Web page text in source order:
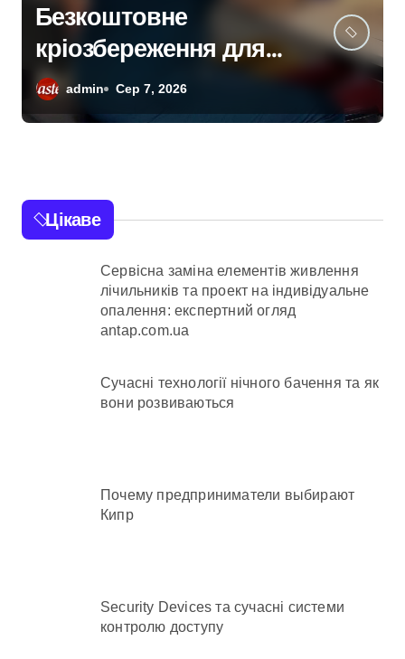
«Приватні укриття,
безлад у метро та
відсутність стратегії»:
критика політики
admin Сер 7, 2026
Цікаве
Сервісна заміна елементів живлення
лічильників та проект на індивідуальне
опалення: експертний огляд
antap.com.ua
Сучасні технології нічного бачення та як
вони розвиваються
Почему предприниматели выбирают
Кипр
Security Devices та сучасні системи
контролю доступу